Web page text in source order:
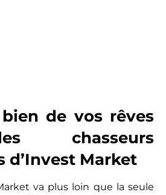
de vos rêves
chasseurs
d’Invest Market
va plus loin que la seule